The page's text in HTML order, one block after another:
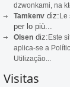
dzwonkami, na
Tamkenv diz:Le
per lo più...
Olsen diz:Este
aplica-se a
Utilização...
Visitas